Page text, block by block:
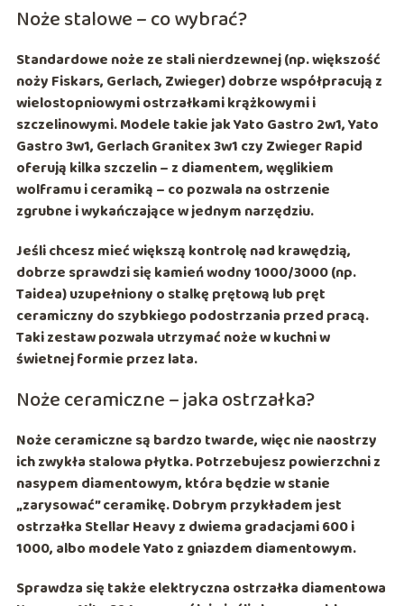
Noże stalowe – co wybrać?
Standardowe noże ze stali nierdzewnej (np. większość
noży Fiskars, Gerlach, Zwieger) dobrze współpracują z
wielostopniowymi ostrzałkami krążkowymi i
szczelinowymi. Modele takie jakYato Gastro 2w1,Yato
Gastro 3w1, Gerlach Granitex 3w1 czy Zwieger Rapid
oferują kilka szczelin – z diamentem, węglikiem
wolframu i ceramiką – co pozwala na ostrzenie
zgrubne i wykańczające w jednym narzędziu.
Jeśli chcesz mieć większą kontrolę nad krawędzią,
dobrze sprawdzi się kamień wodny1000/3000(np.
Taidea) uzupełniony o stalkę prętową lub pręt
ceramiczny do szybkiego podostrzania przed pracą.
Taki zestaw pozwala utrzymać noże w kuchni w
świetnej formie przez lata.
Noże ceramiczne – jaka ostrzałka?
Noże ceramiczne są bardzo twarde, więc nie naostrzy
ich zwykła stalowa płytka. Potrzebujesz powierzchni z
nasypem diamentowym, która będzie w stanie
„zarysować” ceramikę. Dobrym przykładem jest
ostrzałka Stellar Heavy z dwiema gradacjami 600 i
1000, albo modele Yato z gniazdem diamentowym.
Sprawdza się także elektryczna ostrzałka diamentowa